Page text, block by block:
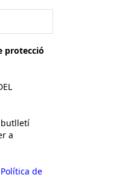
protecció
butlletí
a
Política de